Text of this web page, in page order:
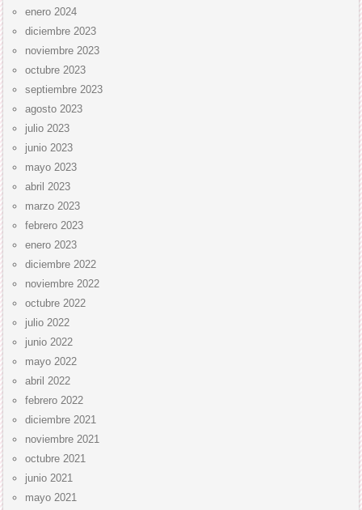
enero 2024
diciembre 2023
noviembre 2023
octubre 2023
septiembre 2023
agosto 2023
julio 2023
junio 2023
mayo 2023
abril 2023
marzo 2023
febrero 2023
enero 2023
diciembre 2022
noviembre 2022
octubre 2022
julio 2022
junio 2022
mayo 2022
abril 2022
febrero 2022
diciembre 2021
noviembre 2021
octubre 2021
junio 2021
mayo 2021